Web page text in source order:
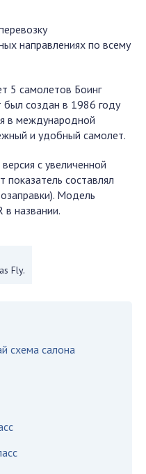
направлениях по всему
5 самолетов Боинг
создан в 1986 году
в международной
и удобный самолет.
с увеличенной
показатель составлял
Модель
названии.
Fly.
схема салона